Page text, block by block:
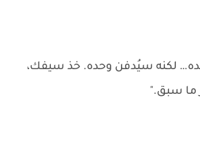
لكنه سيُدفن وحده. خذ سيفك،
ما سبق."